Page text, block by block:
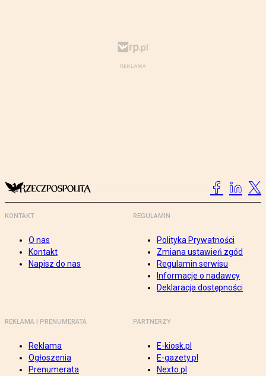
KONTAKT
O nas
Kontakt
Napisz do nas
REGULAMIN
Polityka Prywatności
Zmiana ustawień zgód
Regulamin serwisu
Informacje o nadawcy
Deklaracja dostępności
REKLAMA I PRENUMERATA
Reklama
Ogłoszenia
Prenumerata
PARTNERZY
E-kiosk.pl
E-gazety.pl
Nexto.pl